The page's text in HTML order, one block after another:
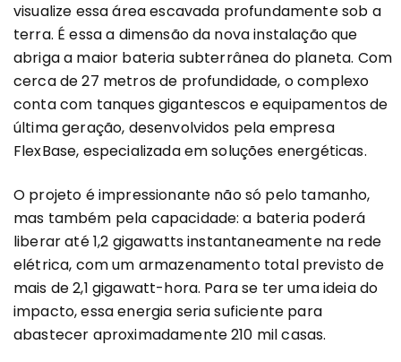
visualize essa área escavada profundamente sob a
terra. É essa a dimensão da nova instalação que
abriga a maior bateria subterrânea do planeta. Com
cerca de 27 metros de profundidade, o complexo
conta com tanques gigantescos e equipamentos de
última geração, desenvolvidos pela empresa
FlexBase, especializada em soluções energéticas.
O projeto é impressionante não só pelo tamanho,
mas também pela capacidade: a bateria poderá
liberar até 1,2 gigawatts instantaneamente na rede
elétrica, com um armazenamento total previsto de
mais de 2,1 gigawatt-hora. Para se ter uma ideia do
impacto, essa energia seria suficiente para
abastecer aproximadamente 210 mil casas.